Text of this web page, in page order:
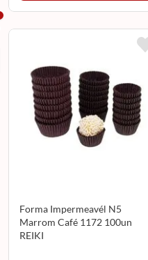
Forma Impermeavél N5
Marrom Café 1172 100un
REIKI